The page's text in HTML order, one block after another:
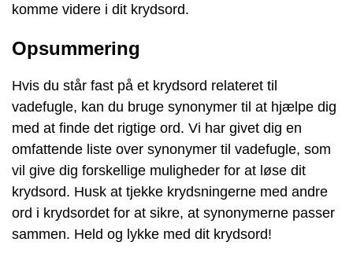
komme videre i dit krydsord.
Opsummering
Hvis du står fast på et krydsord relateret til
vadefugle, kan du bruge synonymer til at hjælpe dig
med at finde det rigtige ord. Vi har givet dig en
omfattende liste over synonymer til vadefugle, som
vil give dig forskellige muligheder for at løse dit
krydsord. Husk at tjekke krydsningerne med andre
ord i krydsordet for at sikre, at synonymerne passer
sammen. Held og lykke med dit krydsord!